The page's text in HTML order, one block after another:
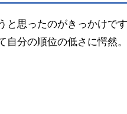
思ったのがきっかけで
分の順位の低さに愕然